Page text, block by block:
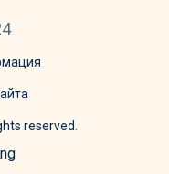
reserved.